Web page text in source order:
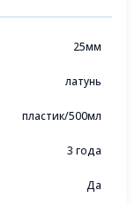
25мм
латунь
пластик/500мл
3 года
Да